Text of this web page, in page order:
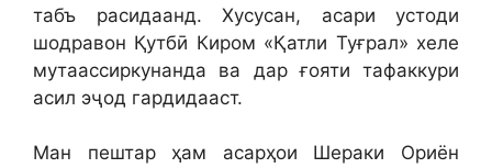
табъ расидаанд. Хусусан, асари устоди
шодравон Қутбӣ Киром «Қатли Туғрал» хеле
мутаассиркунанда ва дар ғояти тафаккури
асил эҷод гардидааст.
Ман пештар ҳам асарҳои Шераки Ориён